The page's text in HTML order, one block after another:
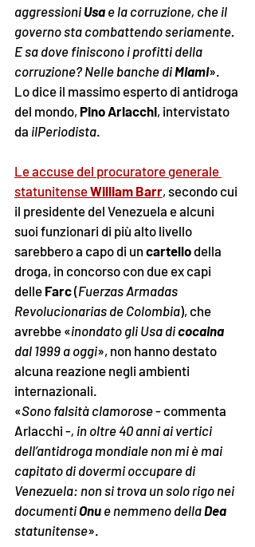
aggressioni Usa e la corruzione, che il
governo sta combattendo seriamente.
E sa dove finiscono i profitti della
corruzione? Nelle banche di Miami».
Lo dice il massimo esperto di antidroga
del mondo, Pino Arlacchi, intervistato
da ilPeriodista.
Le accuse del procuratore generale
statunitense William Barr, secondo cui
il presidente del Venezuela e alcuni
suoi funzionari di più alto livello
sarebbero a capo di un cartello della
droga, in concorso con due ex capi
delle Farc (Fuerzas Armadas
Revolucionarias de Colombia), che
avrebbe «inondato gli Usa di cocaina
dal 1999 a oggi», non hanno destato
alcuna reazione negli ambienti
internazionali.
«Sono falsità clamorose - commenta
Arlacchi -, in oltre 40 anni ai vertici
dell’antidroga mondiale non mi è mai
capitato di dovermi occupare di
Venezuela: non si trova un solo rigo nei
documenti Onu e nemmeno della Dea
statunitense».